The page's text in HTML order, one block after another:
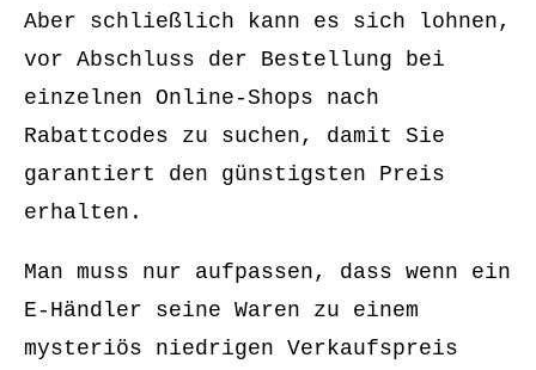
Aber schließlich kann es sich lohnen,
vor Abschluss der Bestellung bei
einzelnen Online-Shops nach
Rabattcodes zu suchen, damit Sie
garantiert den günstigsten Preis
erhalten.
Man muss nur aufpassen, dass wenn ein
E-Händler seine Waren zu einem
mysteriös niedrigen Verkaufspreis